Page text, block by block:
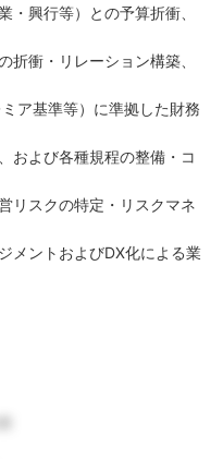
・興行等）との予算折衝、
折衝・リレーション構築、
ア基準等）に準拠した財務
および各種規程の整備・コ
リスクの特定・リスクマネ
メントおよびDX化による業